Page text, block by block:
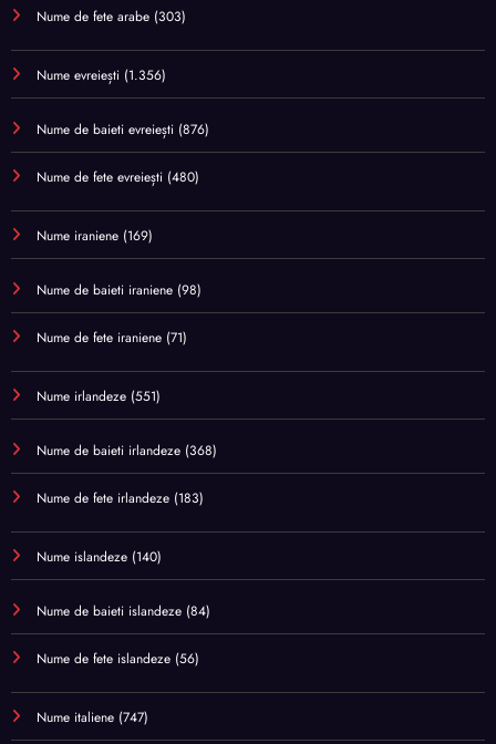
Nume de fete arabe (303)
Nume evreiești (1.356)
Nume de baieti evreiești (876)
Nume de fete evreiești (480)
Nume iraniene (169)
Nume de baieti iraniene (98)
Nume de fete iraniene (71)
Nume irlandeze (551)
Nume de baieti irlandeze (368)
Nume de fete irlandeze (183)
Nume islandeze (140)
Nume de baieti islandeze (84)
Nume de fete islandeze (56)
Nume italiene (747)